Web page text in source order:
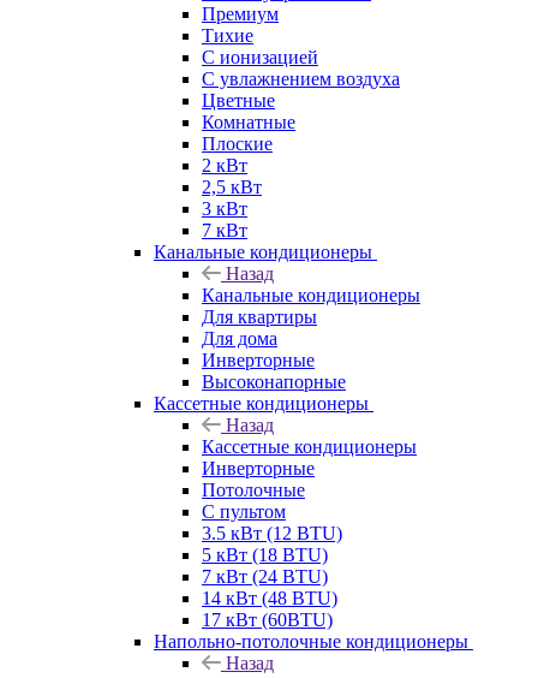
Премиум
Тихие
С ионизацией
С увлажнением воздуха
Цветные
Комнатные
Плоские
2 кВт
2,5 кВт
3 кВт
7 кВт
Канальные кондиционеры
Назад
Канальные кондиционеры
Для квартиры
Для дома
Инверторные
Высоконапорные
Кассетные кондиционеры
Назад
Кассетные кондиционеры
Инверторные
Потолочные
С пультом
3.5 кВт (12 BTU)
5 кВт (18 BTU)
7 кВт (24 BTU)
14 кВт (48 BTU)
17 кВт (60BTU)
Напольно-потолочные кондиционеры
Назад